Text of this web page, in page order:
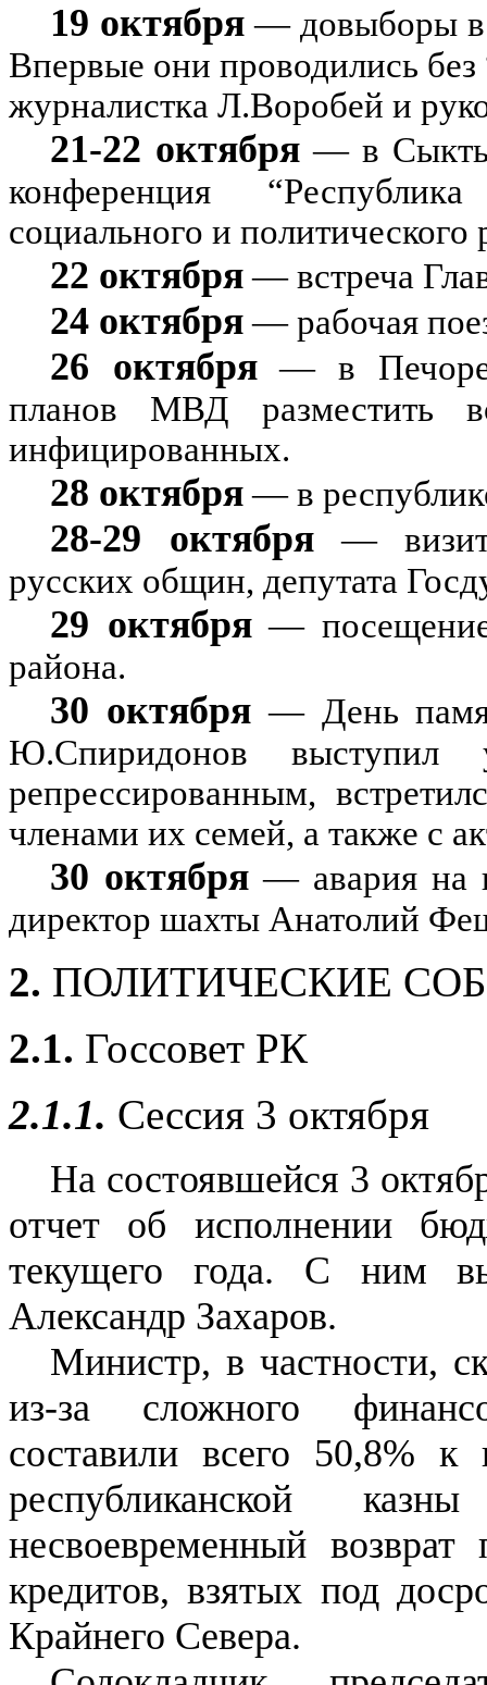
19 октября— довыборы в
Впервые они проводились
журналистка Л.Воробей и
21-22 октября— в
конференция
социального и политического
22 октября— встреча
24 октября— рабочая
26 октября— в Печоре
планов МВД разместить
инфицированных.
28 октября— в
28-29 октября— визит
русских общин, депутата
29 октября— посещение
района.
30 октября — День
Ю.Спиридонов выступил
репрессированным,
членами их семей, а также с
30 октября— авария на
директор шахты Анатолий
2. ПОЛИТИЧЕСКИЕ
2.1. Госсовет РК
2.1.1. Сессия 3 октября
На состоявшейся 3
отчет об исполнении
текущего года. С ним
Александр Захаров.
Министр, в частности,
из-за сложного
составили всего 50,8%
республиканской
несвоевременный
кредитов, взятых под
Крайнего Севера.